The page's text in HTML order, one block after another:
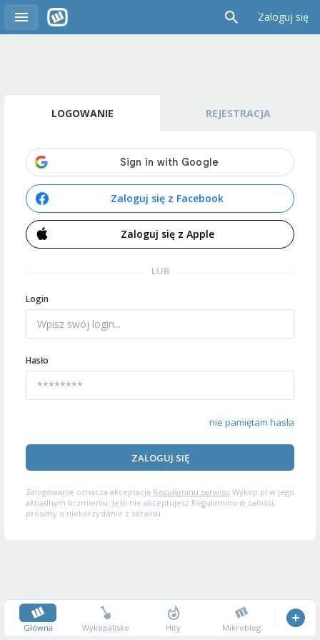
Zaloguj się
LOGOWANIE REJESTRACJA
Zaloguj się z Facebook
Zaloguj się z Apple
LUB
Login
Hasło
nie pamiętam hasła
ZALOGUJ SIĘ
Zalogowanie oznacza akceptację Regulaminu serwisu Wykop.pl w jego
aktualnym brzmieniu. Jeśli nie akceptujesz Regulaminu w całości,
prosimy o niekorzystanie z serwisu.
Główna Wykopalisko Hity Mikroblog